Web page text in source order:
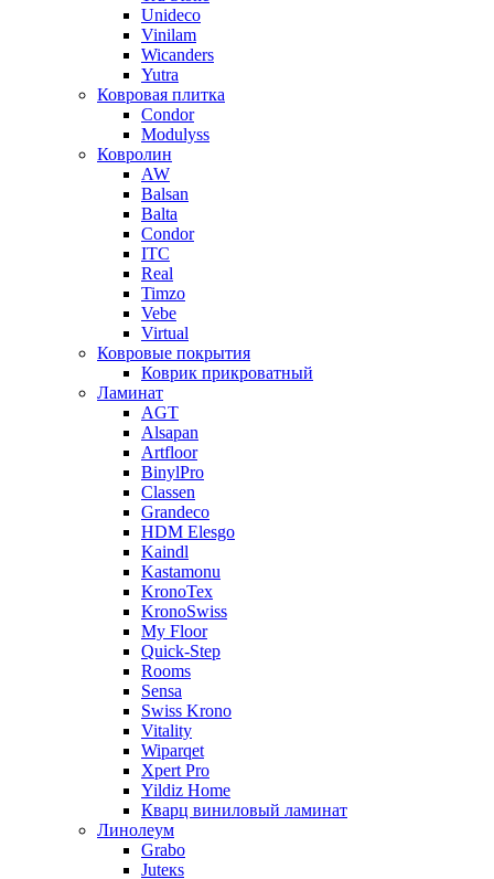
Unideco
Vinilam
Wicanders
Yutra
Ковровая плитка
Condor
Modulyss
Ковролин
AW
Balsan
Balta
Condor
ITC
Real
Timzo
Vebe
Virtual
Ковровые покрытия
Коврик прикроватный
Ламинат
AGT
Alsapan
Artfloor
BinylPro
Classen
Grandeco
HDM Elesgo
Kaindl
Kastamonu
KronoTex
KronoSwiss
My Floor
Quick-Step
Rooms
Sensa
Swiss Krono
Vitality
Wiparqet
Xpert Pro
Yildiz Home
Кварц виниловый ламинат
Линолеум
Grabo
Juteкs